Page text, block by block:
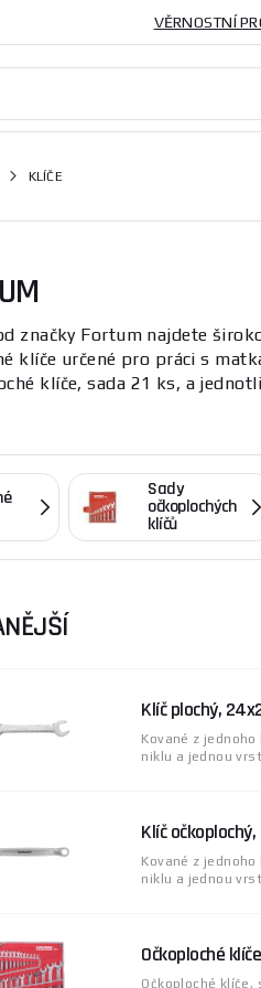
VĚRNOSTNÍ
KLÍČE
značky Fortum najdete
klíče určené pro práci s
klíče, sada 21 ks, a
i hobby použití.
širokým výběrem
materiál (chrom-vanadová
v kategorii
Klíče.
profesionálního ručního,
ve spolupráci s
Sady
očkoplochých
klíčů
Klíč plochý,
Kované z
niklu a jednou
Klíč očkoplochý,
Kované z
niklu a jednou
Očkoploché
Očkoploché klíče,